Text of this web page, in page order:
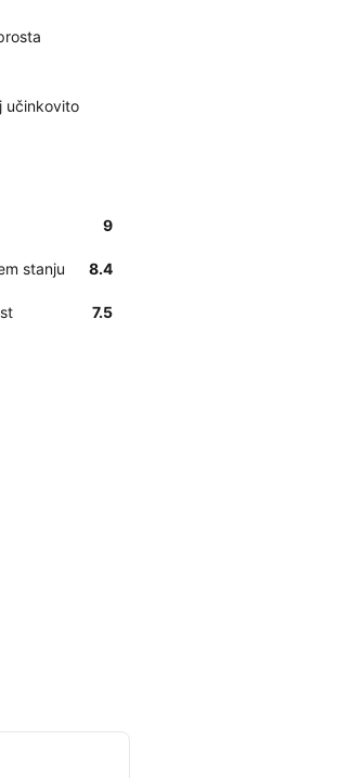
učinkovito
9
stanju 8.4
7.5